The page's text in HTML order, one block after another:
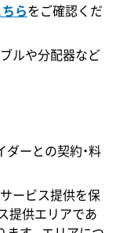
らをご確認くだ
ルや分配器など
ーとの契約・料
ービス提供を保
提供エリアであ